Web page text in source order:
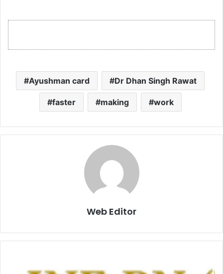
Ayushman card Dr Dhan Singh Rawat
faster making work
Web Editor